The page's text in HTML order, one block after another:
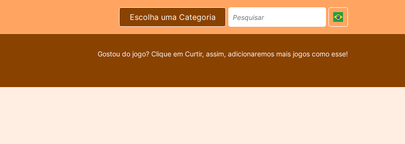
Escolha uma Categoria
Gostou do jogo? Clique em Curtir, assim, adicionaremos mais jogos como esse!